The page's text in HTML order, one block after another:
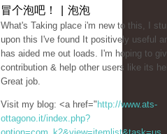
冒个泡吧！ | 泡泡
What's Taking place i'm new to this, I
upon this I've found It positively useful
has aided me out loads. I'm hoping to
contribution & help other users like its
Great job.
Visit my blog: <a href=" http://www.ats-
ottagono.it/index.php?